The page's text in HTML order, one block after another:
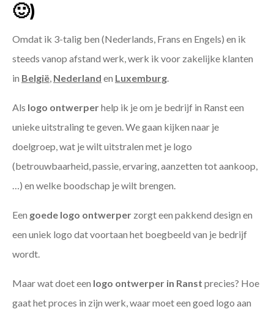
🙂)
Omdat ik 3-talig ben (Nederlands, Frans en Engels) en ik
steeds vanop afstand werk, werk ik voor zakelijke klanten
in België, Nederland en Luxemburg.
Als logo ontwerperhelp ik je om je bedrijf in Ranst een
unieke uitstraling te geven. We gaan kijken naar je
doelgroep, wat je wilt uitstralen met je logo
(betrouwbaarheid, passie, ervaring, aanzetten tot aankoop,
…) en welke boodschap je wilt brengen.
Een goede logo ontwerper zorgt een pakkend design en
een uniek logo dat voortaan het boegbeeld van je bedrijf
wordt.
Maar wat doet een logo ontwerper in Ranst precies? Hoe
gaat het proces in zijn werk, waar moet een goed logo aan